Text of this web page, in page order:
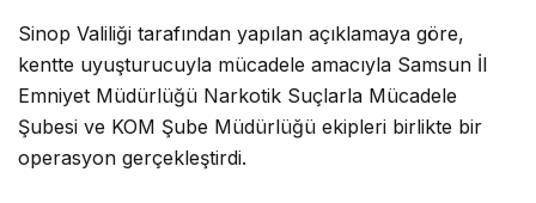
Sinop Valiliği tarafından yapılan açıklamaya göre,
kentte uyuşturucuyla mücadele amacıyla Samsun İl
Emniyet Müdürlüğü Narkotik Suçlarla Mücadele
Şubesi ve KOM Şube Müdürlüğü ekipleri birlikte bir
operasyon gerçekleştirdi.